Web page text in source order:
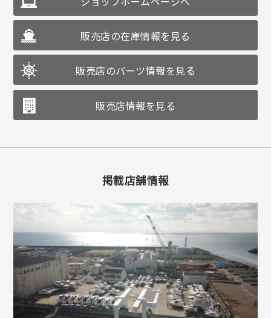
販売店の在庫情報を見る
販売店のパーツ情報を見る
販売店情報を見る
掲載店舗情報